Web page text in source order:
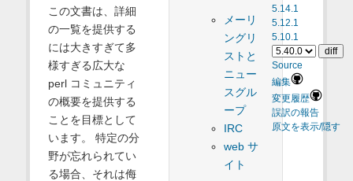
5.14.1
5.12.1
5.10.1
Source
編集
変更履歴
誤訳の報告
原文を表示/隠す
メーリ
ングリ
ストと
ニュー
スグル
ープ
IRC
web サ
イト
この文書は、詳細
の一覧を提供する
には大きすぎて多
様すぎる広大な
perl コミュニティ
の概要を提供する
ことを目標として
います。 特定の分
野が忘れられてい
る場合、それは侮